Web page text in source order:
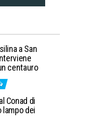
a San
centauro
Conad di
dei